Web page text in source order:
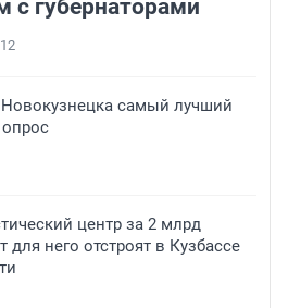
с губернаторами
12
самый лучший
центр за 2 млрд
для него отстроят в Кузбассе